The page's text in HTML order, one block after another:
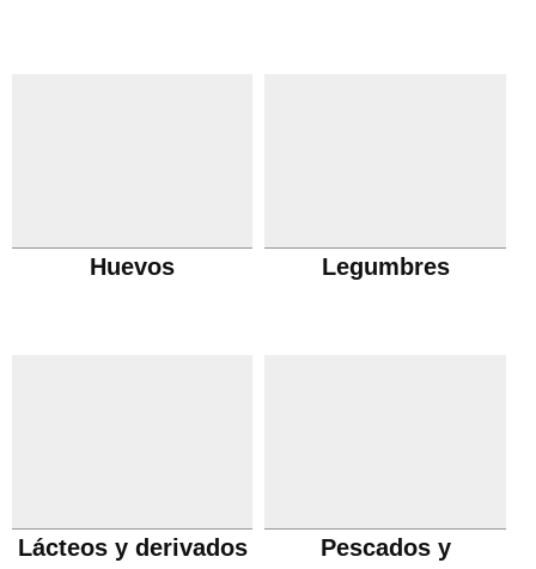
Huevos Legumbres
Lácteos y derivados
Pescados y